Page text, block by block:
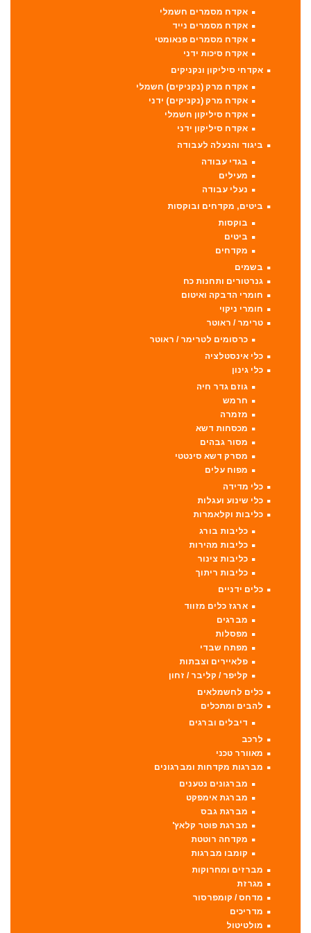
אקדח מסמרים חשמלי
אקדח מסמרים נייד
אקדח מסמרים פנאומטי
אקדח סיכות ידני
אקדחי סיליקון ונקניקים
אקדח מרק (נקניקים) חשמלי
אקדח מרק (נקניקים) ידני
אקדח סיליקון חשמלי
אקדח סיליקון ידני
ביגוד והנעלה לעבודה
בגדי עבודה
מעילים
נעלי עבודה
ביטים, מקדחים ובוקסות
בוקסות
ביטים
מקדחים
בשמים
גנרטורים ותחנות כח
חומרי הדבקה ואיטום
חומרי ניקוי
טרימר / ראוטר
כרסומים לטרימר / ראוטר
כלי אינסטלציה
כלי גינון
גוזם גדר חיה
חרמש
מזמרה
מכסחות דשא
מסור גבהים
מסרק דשא סינטטי
מפוח עלים
כלי מדידה
כלי שינוע ועגלות
כליבות וקלאמרות
כליבות בורג
כליבות מהירות
כליבות צינור
כליבות ריתוך
כלים ידניים
ארגז כלים מזווד
מברגים
מפסלות
מפתח שבדי
פלאיירים וצבתות
קליפר / קליבר / זחון
כלים לחשמלאים
להבים ומתכלים
דיבלים וברגים
לרכב
מאוורר טכני
מברגות מקדחות ומברגונים
מברגונים נטענים
מברגת אימפקט
מברגת גבס
מברגת פוטר קלאץ'
מקדחה רוטטת
קומבו מברגות
מברזים ומחרוקות
מגרזת
מדחס / קומפרסור
מדריכים
מולטיטול